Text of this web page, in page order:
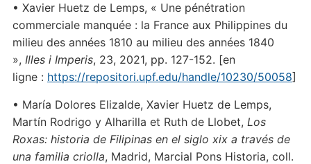
• Xavier Huetz de Lemps, « Une pénétration
commerciale manquée : la France aux Philippines du
milieu des années 1810 au milieu des années 1840
», Illes i Imperis, 23, 2021, pp. 127-152. [en
ligne : https://repositori.upf.edu/handle/10230/50058]
• María Dolores Elizalde, Xavier Huetz de Lemps,
Martín Rodrigo y Alharilla et Ruth de Llobet, Los
Roxas: historia de Filipinas en el siglo xix a través de
una familia criolla, Madrid, Marcial Pons Historia, coll.